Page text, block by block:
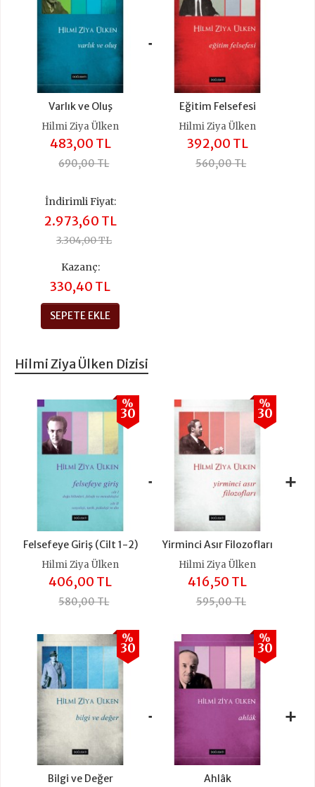
Varlık ve Oluş
Hilmi Ziya Ülken
483,00 TL
690,00 TL
+
Eğitim Felsefesi
Hilmi Ziya Ülken
392,00 TL
560,00 TL
İndirimli Fiyat:
2.973,60 TL
3.304,00 TL
Kazanç:
330,40 TL
SEPETE EKLE
Hilmi Ziya Ülken Dizisi
Felsefeye Giriş (Cilt 1-2)
%
30
Hilmi Ziya Ülken
406,00 TL
580,00 TL
+
Yirminci Asır Filozofları
%
30
Hilmi Ziya Ülken
416,50 TL
595,00 TL
+
Bilgi ve Değer
%
30
+
Ahlâk
%
30
+